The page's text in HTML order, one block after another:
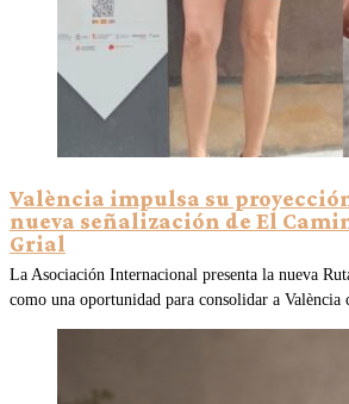
València impulsa su
nueva señalización de El
Grial
La Asociación Internacional presenta la nueva
como una oportunidad para consolidar a València